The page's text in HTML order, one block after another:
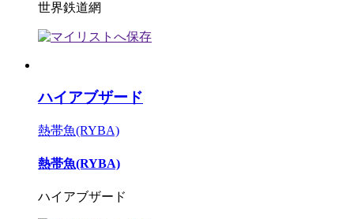
世界鉄道網
ハイアブザード
熱帯魚(RYBA)
熱帯魚(RYBA)
ハイアブザード